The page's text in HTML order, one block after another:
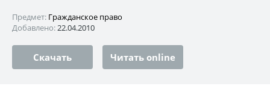
Предмет: Гражданское право
Добавлено:22.04.2010
Скачать Читать online